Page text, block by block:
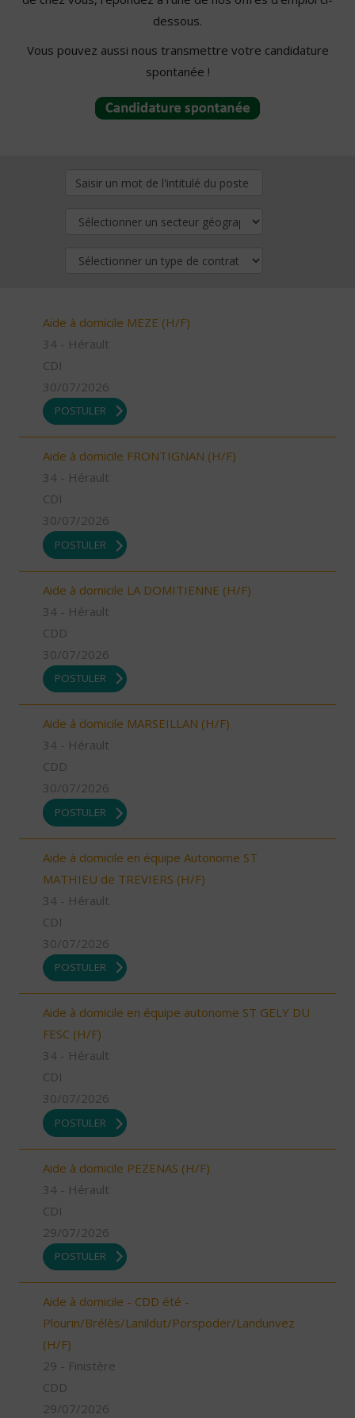
dessous.
Vous pouvez aussi nous transmettre votre candidature
spontanée !
Aide à domicile MEZE (H/F)
34 - Hérault
CDI
30/07/2026
POSTULER
Aide à domicile FRONTIGNAN (H/F)
34 - Hérault
CDI
30/07/2026
POSTULER
Aide à domicile LA DOMITIENNE (H/F)
34 - Hérault
CDD
30/07/2026
POSTULER
Aide à domicile MARSEILLAN (H/F)
34 - Hérault
CDD
30/07/2026
POSTULER
Aide à domicile en équipe Autonome ST
MATHIEU de TREVIERS (H/F)
34 - Hérault
CDI
30/07/2026
POSTULER
Aide à domicile en équipe autonome ST GELY DU
FESC (H/F)
34 - Hérault
CDI
30/07/2026
POSTULER
Aide à domicile PEZENAS (H/F)
34 - Hérault
CDI
29/07/2026
POSTULER
Aide à domicile - CDD été -
Plourin/Brélès/Lanildut/Porspoder/Landunvez
(H/F)
29 - Finistère
CDD
29/07/2026